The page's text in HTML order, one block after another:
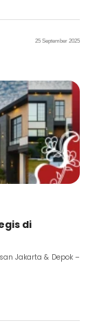
25 September 2025
di
Jakarta & Depok –